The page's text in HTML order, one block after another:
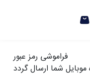
فراموشی رمز عبور